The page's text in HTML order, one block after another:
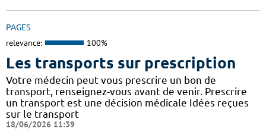
PAGES
relevance: 100%
Les transports sur prescription
Votre médecin peut vous prescrire un bon de
transport, renseignez-vous avant de venir. Prescrire
un transport est une décision médicale Idées reçues
sur le transport
18/06/2026 11:39